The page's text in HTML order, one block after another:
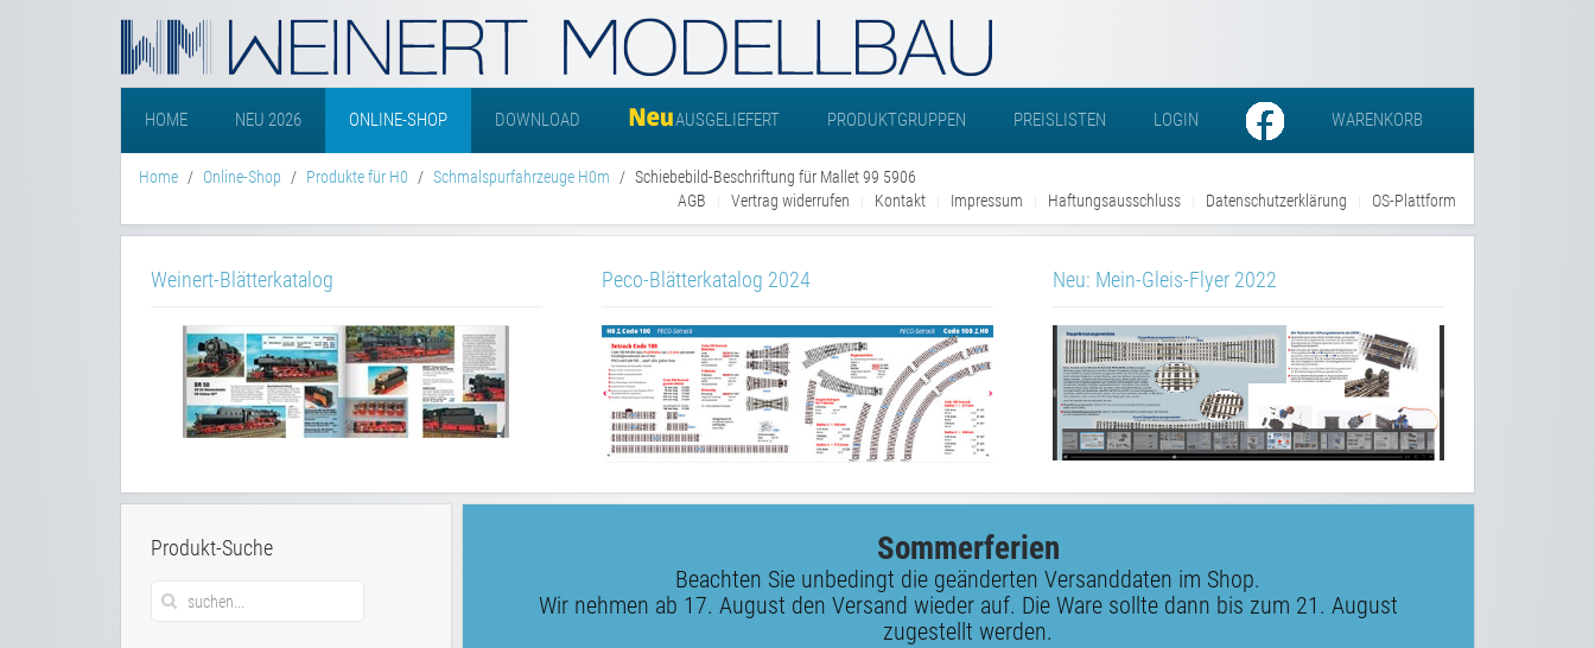
HOME NEU 2026 ONLINE-SHOP DOWNLOAD AUSGELIEFERT PRODUKTGRUPPEN PREISLISTEN LOGIN WARENKORB
Home Online-Shop Produkte für H0 Schmalspurfahrzeuge H0m
Schiebebild-Beschriftung für Mallet 99 5906
AGB
Vertrag widerrufen Kontakt Impressum Haftungsausschluss Datenschutzerklärung OS-Plattform
Weinert-Blätterkatalog Peco-Blätterkatalog 2024 Neu: Mein-Gleis-Flyer 2022
Sommerferien
Beachten Sie unbedingt die geänderten Versanddaten im Shop.
Wir nehmen ab 17. August den Versand wieder auf. Die Ware sollte dann bis zum 21. August
zugestellt werden.
Produkt-Suche